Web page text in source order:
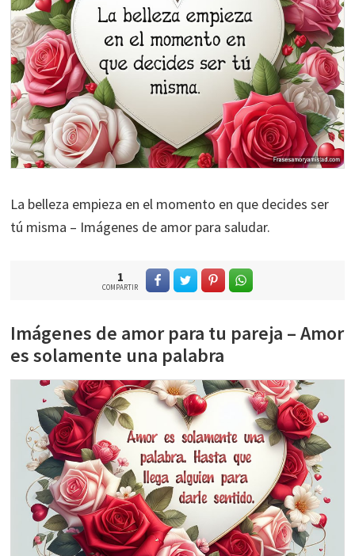
La belleza empieza en el momento en que decides ser
tú misma – Imágenes de amor para saludar.
1
COMPARTIR
Imágenes de amor para tu pareja – Amor
es solamente una palabra